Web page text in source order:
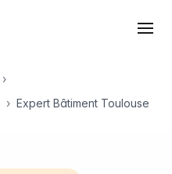
Expert Bâtiment Toulouse